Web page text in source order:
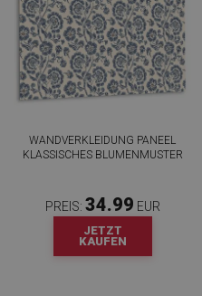
WANDVERKLEIDUNG PANEEL
KLASSISCHES BLUMENMUSTER
PREIS: 34.99 EUR
JETZT
KAUFEN